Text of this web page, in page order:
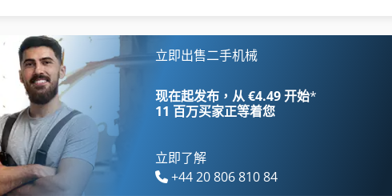
Hamm Hd 12 Vv
Hamm Hd 120
立即出售二手机械
现在起发布，从 €4.49 开始*
11 百万买家正等着您
立即了解
+44 20 806 810 84